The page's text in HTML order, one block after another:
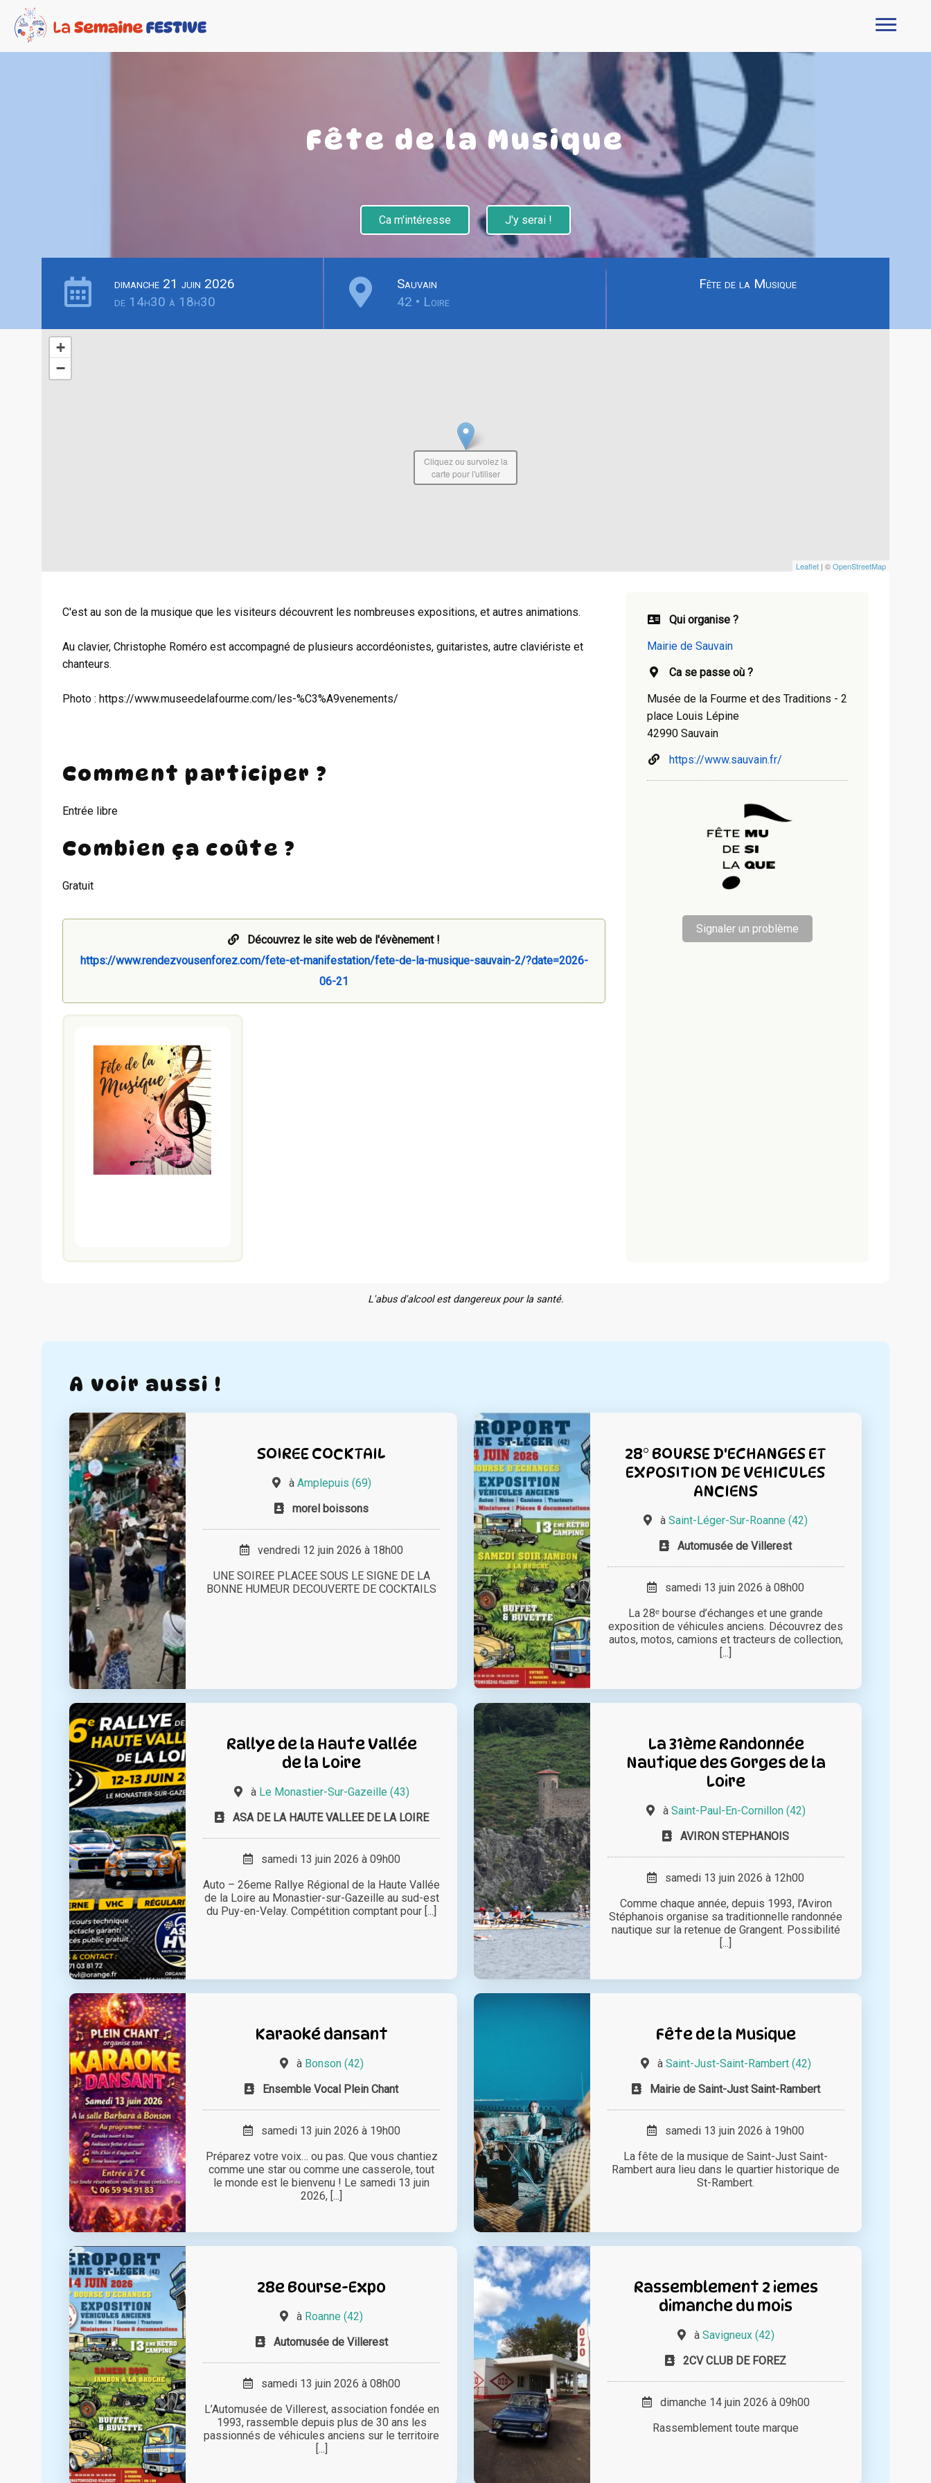
Fête de la Musique
Ca m'intéresse J'y serai !
dimanche 21 juin 2026
de 14h30 à 18h30
Sauvain
42 • Loire
Fête de la Musique
+
−
Leaflet | ©OpenStreetMap
Cliquez ou survolez la
carte pour l'utiliser
C'est au son de la musique que les visiteurs découvrent les nombreuses expositions, et autres animations.
Au clavier, Christophe Roméro est accompagné de plusieurs accordéonistes, guitaristes, autre claviériste et
chanteurs.
Photo : https://www.museedelafourme.com/les-%C3%A9venements/
Comment participer ?
Entrée libre
Combien ça coûte ?
Gratuit
Découvrez le site web de l'évènement !
https://www.rendezvousenforez.com/fete-et-manifestation/fete-de-la-musique-sauvain-2/?date=2026-
06-21
Qui organise ?
Mairie de Sauvain
Ca se passe où ?
Musée de la Fourme et des Traditions - 2
place Louis Lépine
42990 Sauvain
https://www.sauvain.fr/
Signaler un problème
L'abus d'alcool est dangereux pour la santé.
A voir aussi !
SOIREE COCKTAIL
à Amplepuis (69)
morel boissons
vendredi 12 juin 2026 à 18h00
UNE SOIREE PLACEE SOUS LE SIGNE DE LA
BONNE HUMEUR DECOUVERTE DE COCKTAILS
28° BOURSE D'ECHANGES ET
EXPOSITION DE VEHICULES
ANCIENS
àSaint-Léger-Sur-Roanne (42)
Automusée de Villerest
samedi 13 juin 2026 à 08h00
La 28ᵉ bourse d’échanges et une grande
exposition de véhicules anciens. Découvrez des
autos, motos, camions et tracteurs de collection,
[...]
Rallye de la Haute Vallée
de la Loire
à Le Monastier-Sur-Gazeille (43)
ASA DE LA HAUTE VALLEE DE LA LOIRE
samedi 13 juin 2026 à 09h00
Auto – 26eme Rallye Régional de la Haute Vallée
de la Loire au Monastier-sur-Gazeille au sud-est
du Puy-en-Velay. Compétition comptant pour [...]
La 31ème Randonnée
Nautique des Gorges de la
Loire
à Saint-Paul-En-Cornillon (42)
AVIRON STEPHANOIS
samedi 13 juin 2026 à 12h00
Comme chaque année, depuis 1993, l’Aviron
Stéphanois organise sa traditionnelle randonnée
nautique sur la retenue de Grangent. Possibilité
[...]
Karaoké dansant
à Bonson (42)
Ensemble Vocal Plein Chant
samedi 13 juin 2026 à 19h00
Préparez votre voix… ou pas. Que vous chantiez
comme une star ou comme une casserole, tout
le monde est le bienvenu ! Le samedi 13 juin
2026, [...]
Fête de la Musique
à Saint-Just-Saint-Rambert (42)
Mairie de Saint-Just Saint-Rambert
samedi 13 juin 2026 à 19h00
La fête de la musique de Saint-Just Saint-
Rambert aura lieu dans le quartier historique de
St-Rambert.
28e Bourse-Expo
à Roanne (42)
Automusée de Villerest
samedi 13 juin 2026 à 08h00
L’Automusée de Villerest, association fondée en
1993, rassemble depuis plus de 30 ans les
passionnés de véhicules anciens sur le territoire
[...]
Rassemblement 2 iemes
dimanche du mois
à Savigneux (42)
2CV CLUB DE FOREZ
dimanche 14 juin 2026 à 09h00
Rassemblement toute marque